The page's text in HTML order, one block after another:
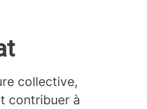
collective,
contribuer à